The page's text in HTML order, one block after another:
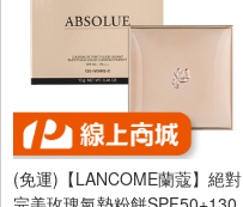
(免運)【LANCOME蘭蔻】絕對